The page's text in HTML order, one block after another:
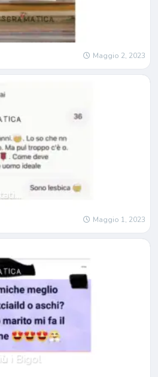
Maggio 2, 2023
Maggio 1, 2023
ùi Bigol